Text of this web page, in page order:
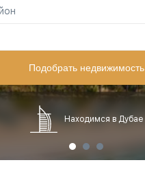
Подобрать недвижимость
Находимся в Дубае